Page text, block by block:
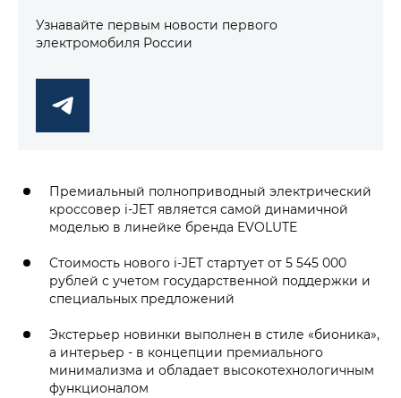
Узнавайте первым новости первого
электромобиля России
Премиальный полноприводный электрический
кроссовер i‑JET является самой динамичной
моделью в линейке бренда EVOLUTE
Стоимость нового i‑JET стартует от 5 545 000
рублей с учетом государственной поддержки и
специальных предложений
Экстерьер новинки выполнен в стиле «бионика»,
а интерьер - в концепции премиального
минимализма и обладает высокотехнологичным
функционалом